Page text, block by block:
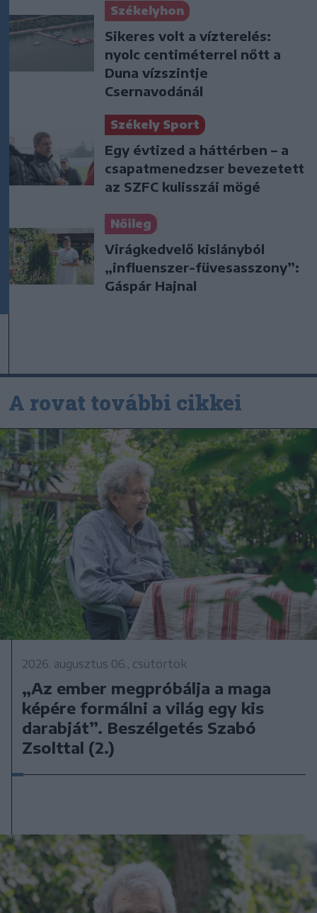
Székelyhon
Sikeres volt a vízterelés:
nyolc centiméterrel nőtt a
Duna vízszintje
Csernavodánál
Székely Sport
Egy évtized a háttérben – a
csapatmenedzser bevezetett
az SZFC kulisszái mögé
Nőileg
Virágkedvelő kislányból
„influenszer-füvesasszony”:
Gáspár Hajnal
A rovat további cikkei
2026. augusztus 06., csütörtök
„Az ember megpróbálja a maga
képére formálni a világ egy kis
darabját”. Beszélgetés Szabó
Zsolttal (2.)